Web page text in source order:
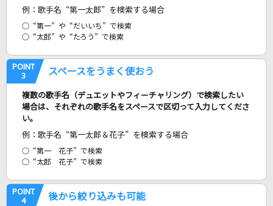
Darling
DARMA GRAND PRIX
RADWIMPS
黒髪海峡
LUNA SEA
例：歌手名 “第一太郎” を検索する場合
“第一” や “だいいち” で検索
“太郎” や “たろう” で検索
POINT
3
スペースをうまく使おう
複数の歌手名（デュエットやフィーチャリング）で検索したい
場合は、それぞれの歌手名をスペースで区切って入力してくださ
い。
例：歌手名 “第一太郎＆花子” を検索する場合
“第一 花子” で検索
“太郎 花子” で検索
POINT
4
後から絞り込みも可能